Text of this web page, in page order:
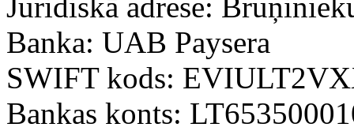
Banka: UAB Paysera
SWIFT kods:
Bankas konts: